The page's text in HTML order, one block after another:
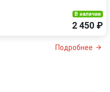
В наличии
2 450 ₽
Подробнее